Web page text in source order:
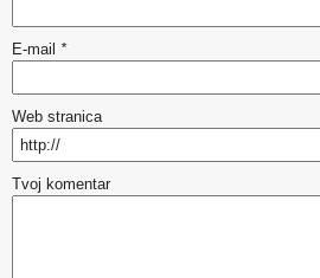
E-mail *
Web stranica
Tvoj komentar